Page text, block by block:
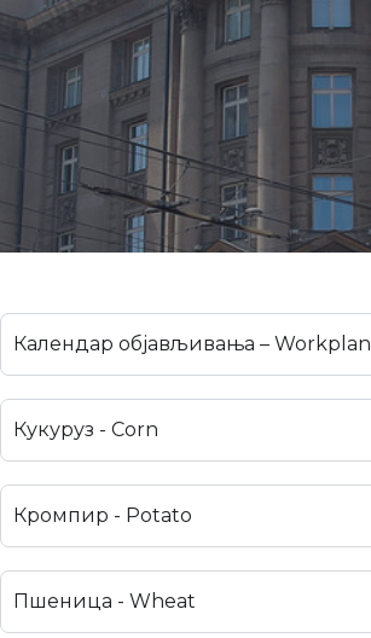
Календар објављивања – Workplan
Кукуруз - Corn
Кромпир - Potato
Пшеница - Wheat